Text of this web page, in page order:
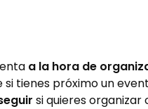
a la hora de
tienes próximo un
si quieres